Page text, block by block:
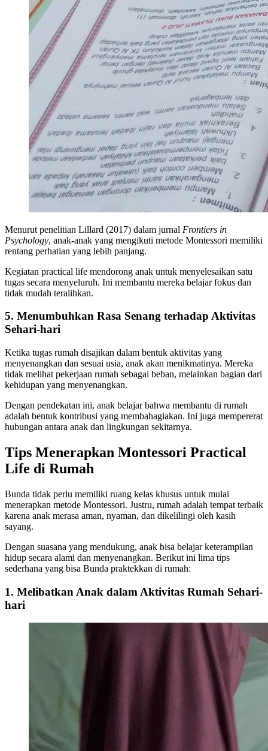
Menurut penelitian Lillard (2017) dalam jurnal Frontiers in
Psychology, anak-anak yang mengikuti metode Montessori memiliki
rentang perhatian yang lebih panjang.
Kegiatan practical life mendorong anak untuk menyelesaikan satu
tugas secara menyeluruh. Ini membantu mereka belajar fokus dan
tidak mudah teralihkan.
5. Menumbuhkan Rasa Senang terhadap Aktivitas
Sehari-hari
Ketika tugas rumah disajikan dalam bentuk aktivitas yang
menyenangkan dan sesuai usia, anak akan menikmatinya. Mereka
tidak melihat pekerjaan rumah sebagai beban, melainkan bagian dari
kehidupan yang menyenangkan.
Dengan pendekatan ini, anak belajar bahwa membantu di rumah
adalah bentuk kontribusi yang membahagiakan. Ini juga mempererat
hubungan antara anak dan lingkungan sekitarnya.
Tips Menerapkan Montessori Practical
Life di Rumah
Bunda tidak perlu memiliki ruang kelas khusus untuk mulai
menerapkan metode Montessori. Justru, rumah adalah tempat terbaik
karena anak merasa aman, nyaman, dan dikelilingi oleh kasih
sayang.
Dengan suasana yang mendukung, anak bisa belajar keterampilan
hidup secara alami dan menyenangkan. Berikut ini lima tips
sederhana yang bisa Bunda praktekkan di rumah:
1. Melibatkan Anak dalam Aktivitas Rumah Sehari-
hari